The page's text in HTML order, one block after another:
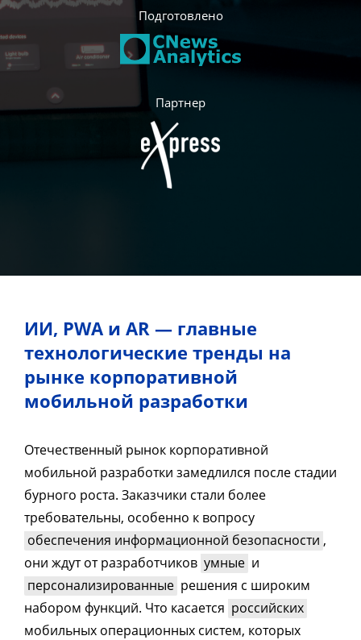
Подготовлено
Партнер
ИИ, PWA и AR — главные
технологические тренды на
рынке корпоративной
мобильной разработки
Отечественный рынок корпоративной
мобильной разработки замедлился после стадии
бурного роста. Заказчики стали более
требовательны, особенно к вопросу
обеспечения информационной безопасности ,
они ждут от разработчиков умные и
персонализированные решения с широким
набором функций. Что касается российских
мобильных операционных систем, которых